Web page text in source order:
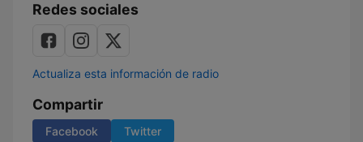
Redes sociales
Actualiza esta información de radio
Compartir
Facebook Twitter